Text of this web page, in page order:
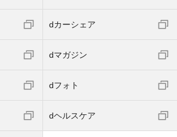
dカーシェア
dマガジン
dフォト
dヘルスケア